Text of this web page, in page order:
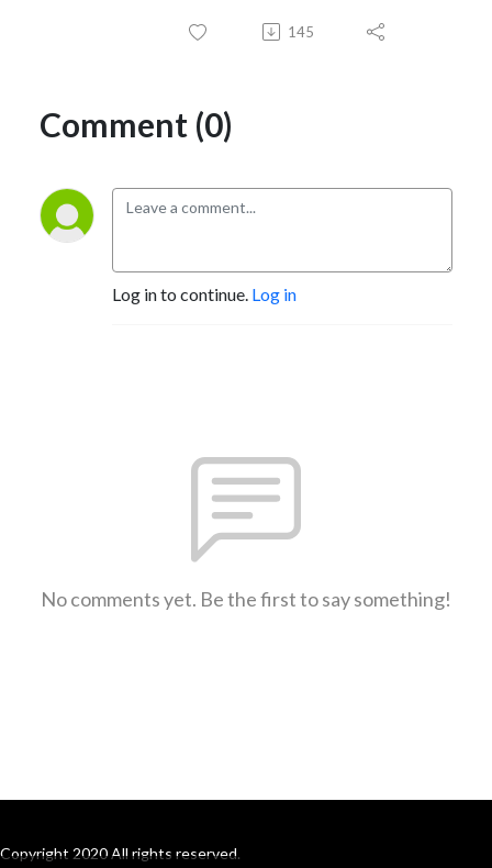
145
Comment (0)
Log in to continue. Log in
No comments yet. Be the first to say something!
Copyright 2020 All rights reserved.